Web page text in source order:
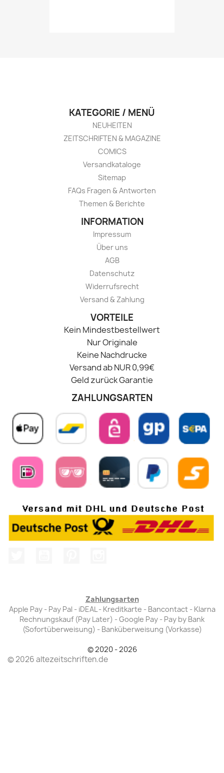
KATEGORIE / MENÜ
NEUHEITEN
ZEITSCHRIFTEN & MAGAZINE
COMICS
Versandkataloge
Sitemap
FAQs Fragen & Antworten
Themen & Berichte
INFORMATION
Impressum
Über uns
AGB
Datenschutz
Widerrufsrecht
Versand & Zahlung
VORTEILE
Kein Mindestbestellwert
Nur Originale
Keine Nachdrucke
Versand ab NUR 0,99€
Geld zurück Garantie
ZAHLUNGSARTEN
Zahlungsarten
Apple Pay - Pay Pal - iDEAL - Kreditkarte - Bancontact - Klarna
Rechnungskauf (Pay Later) - Google Pay - Pay by Bank
(Sofortüberweisung) - Banküberweisung (Vorkasse)
© 2020 - 2026
© 2026 altezeitschriften.de